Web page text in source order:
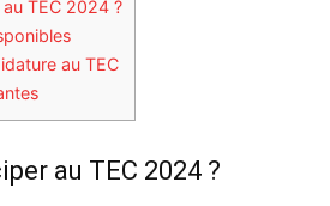
TEC 2024 ?
au TEC
au TEC 2024 ?